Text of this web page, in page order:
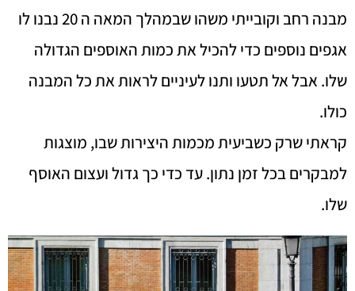
מבנה רחב וקובייתי משהו שבמהלך המאה ה 20 נבנו לו
אגפים נוספים כדי להכיל את כמות האוספים הגדולה
שלו. אבל אל תטעו ותנו לעיניים לראות את כל המבנה
כולו.
קראתי שרק כשביעית מכמות היצירות שבו, מוצגות
למבקרים בכל זמן נתון. עד כדי כך גדול ועצום האוסף
שלו.